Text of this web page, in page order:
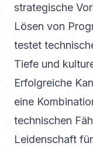
strategische
Lösen von
testet
Tiefe und
Erfolgreiche
eine
technischen
Leidenschaft